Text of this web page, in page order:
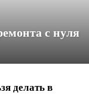
с нуля
делать в